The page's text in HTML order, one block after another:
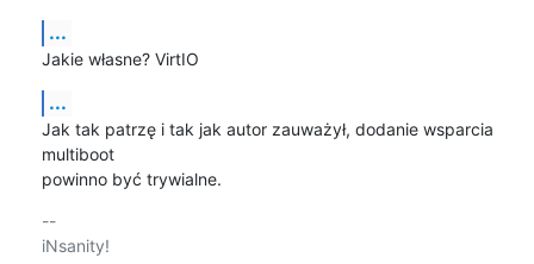
...
Jakie własne? VirtIO
...
Jak tak patrzę i tak jak autor zauważył, dodanie wsparcia
multiboot
powinno być trywialne.
--
iNsanity!